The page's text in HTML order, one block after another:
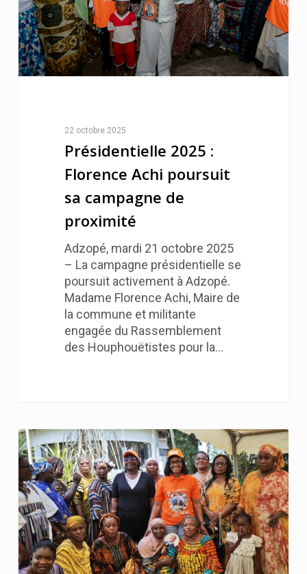
22 octobre 2025
Présidentielle 2025 :
Florence Achi poursuit
sa campagne de
proximité
Adzopé, mardi 21 octobre 2025
– La campagne présidentielle se
poursuit activement à Adzopé.
Madame Florence Achi, Maire de
la commune et militante
engagée du Rassemblement
des Houphouëtistes pour la…